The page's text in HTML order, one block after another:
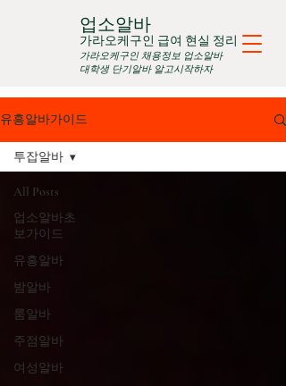
업소알바
가라오케구인 급여 현실 정리
가라오케구인 채용정보 업소알바
대학생 단기알바 알고시작하자
유흥알바가이드
All Posts
업소알바초
보가이드
유흥알바
밤알바
룸알바
주점알바
여성알바
투잡알바